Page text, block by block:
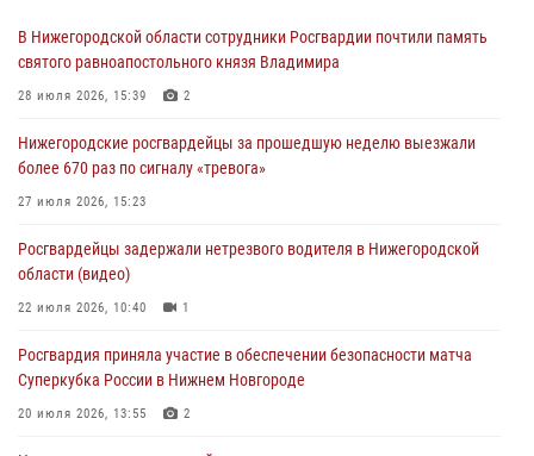
В Нижегородской области сотрудники Росгвардии почтили память
святого равноапостольного князя Владимира
28 июля 2026, 15:39 2
Нижегородские росгвардейцы за прошедшую неделю выезжали
более 670 раз по сигналу «тревога»
27 июля 2026, 15:23
Росгвардейцы задержали нетрезвого водителя в Нижегородской
области (видео)
22 июля 2026, 10:40 1
Росгвардия приняла участие в обеспечении безопасности матча
Суперкубка России в Нижнем Новгороде
20 июля 2026, 13:55 2